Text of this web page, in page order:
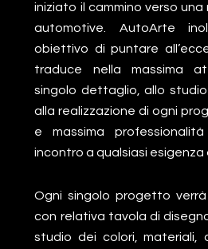
iniziato il cammino verso una
automotive. AutoArte
obiettivo di puntare
traduce nella massima
singolo dettaglio, allo
alla realizzazione di ogni
e massima
incontro a qualsiasi esigenza
Ogni singolo progetto
con relativa tavola di
studio dei colori, materiali,